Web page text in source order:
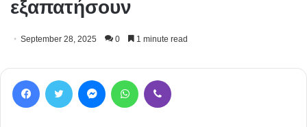
εξαπατήσουν
September 28, 2025 0 1 minute read
Facebook Twitter MessengerWhatsApp